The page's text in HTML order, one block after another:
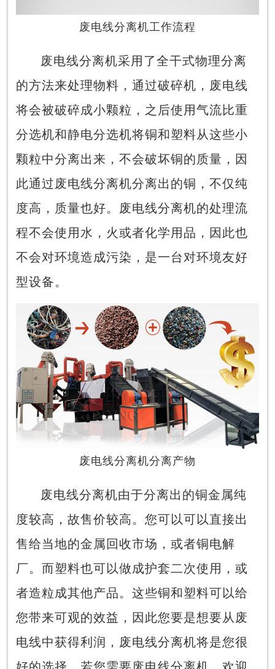
废电线分离机工作流程
废电线分离机采用了全干式物理分离
的方法来处理物料，通过破碎机，废电线
将会被破碎成小颗粒，之后使用气流比重
分选机和静电分选机将铜和塑料从这些小
颗粒中分离出来，不会破坏铜的质量，因
此通过废电线分离机分离出的铜，不仅纯
度高，质量也好。废电线分离机的处理流
程不会使用水，火或者化学用品，因此也
不会对环境造成污染，是一台对环境友好
型设备。
废电线分离机分离产物
废电线分离机由于分离出的铜金属纯
度较高，故售价较高。您可以可以直接出
售给当地的金属回收市场，或者铜电解
厂。而塑料也可以做成护套二次使用，或
者造粒成其他产品。这些铜和塑料可以给
您带来可观的效益，因此您要是想要从废
电线中获得利润，废电线分离机将是您很